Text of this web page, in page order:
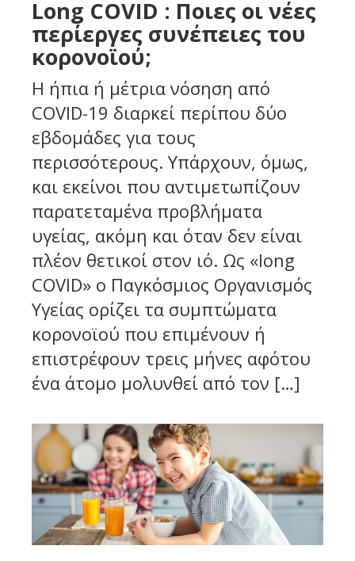
Long COVID : Ποιες οι νέες
περίεργες συνέπειες του
κορονοϊού;
Η ήπια ή μέτρια νόσηση από
COVID-19 διαρκεί περίπου δύο
εβδομάδες για τους
περισσότερους. Υπάρχουν, όμως,
και εκείνοι που αντιμετωπίζουν
παρατεταμένα προβλήματα
υγείας, ακόμη και όταν δεν είναι
πλέον θετικοί στον ιό. Ως «long
COVID» ο Παγκόσμιος Οργανισμός
Υγείας ορίζει τα συμπτώματα
κορονοϊού που επιμένουν ή
επιστρέφουν τρεις μήνες αφότου
ένα άτομο μολυνθεί από τον […]